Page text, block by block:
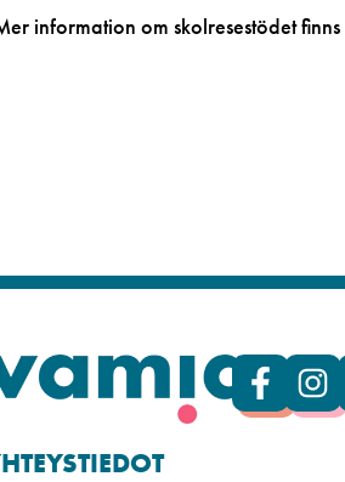
information om skolresestödet